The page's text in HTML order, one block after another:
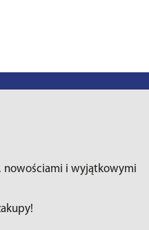
nowościami i wyjątkowymi